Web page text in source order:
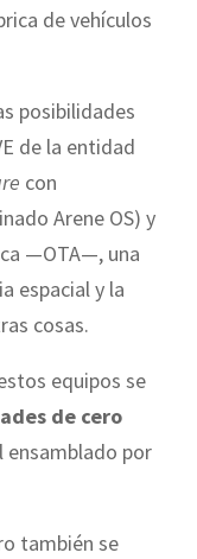
de vehículos
posibilidades
de la entidad
con
Arene OS) y
—OTA—, una
espacial y la
cosas.
equipos se
de cero
ensamblado por
también se